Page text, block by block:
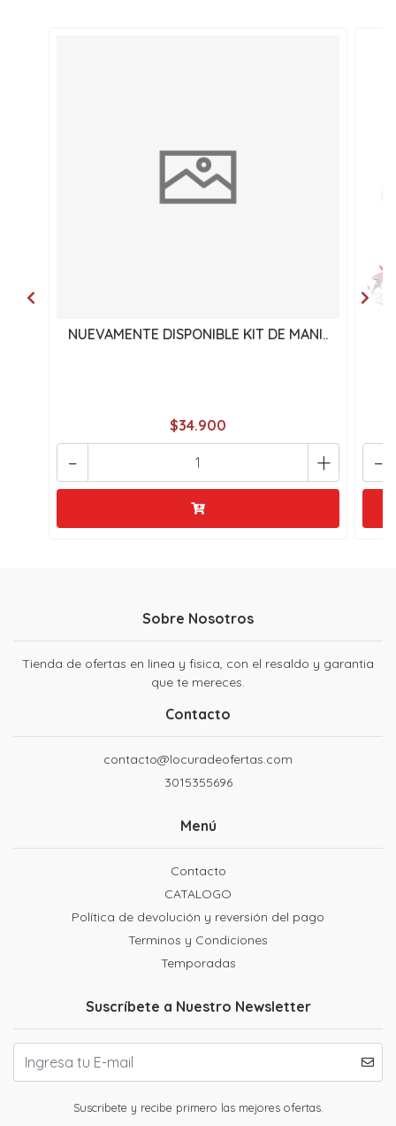
NUEVAMENTE DISPONIBLE KIT DE MANI..
$34.900
+
- -
Sobre Nosotros
Tienda de ofertas en linea y fisica, con el resaldo y garantia
que te mereces.
Contacto
contacto@locuradeofertas.com
3015355696
Menú
Contacto
CATALOGO
Política de devolución y reversión del pago
Terminos y Condiciones
Temporadas
Suscríbete a Nuestro Newsletter
Suscribete y recibe primero las mejores ofertas.